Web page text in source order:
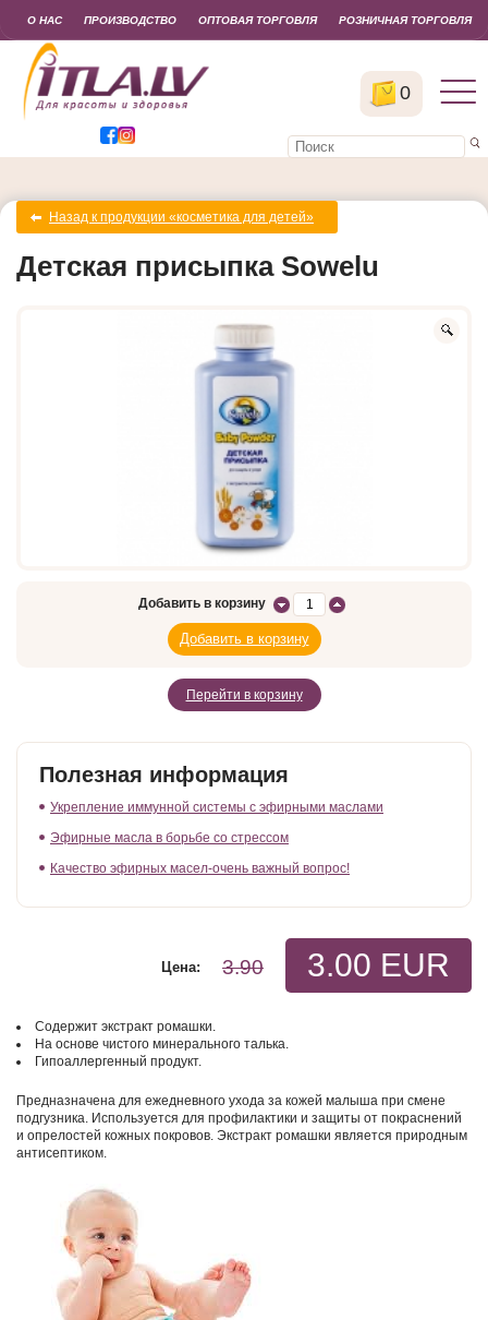
0
О НАС ПРОИЗВОДСТВО ОПТОВАЯ ТОРГОВЛЯ РОЗНИЧНАЯ ТОРГОВЛЯ
Назад к продукции «косметика для детей»
Детская присыпка Sowelu
Добавить в корзину
Перейти в корзину
Полезная информация
Укрепление иммунной системы с эфирными маслами
Эфирные масла в борьбе со стрессом
Качество эфирных масел-очень важный вопрос!
3.00 EUR
3.90
Цена:
Содержит экстракт ромашки.
На основе чистого минерального талька.
Гипоаллергенный продукт.
Предназначена для ежедневного ухода за кожей малыша при смене
подгузника. Используется для профилактики и защиты от покраснений
и опрелостей кожных покровов. Экстракт ромашки является природным
антисептиком.